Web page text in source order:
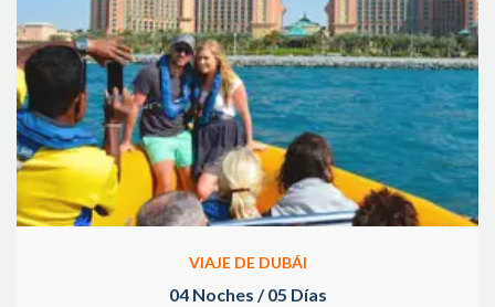
VIAJE DE DUBÁI
04 Noches / 05 Días